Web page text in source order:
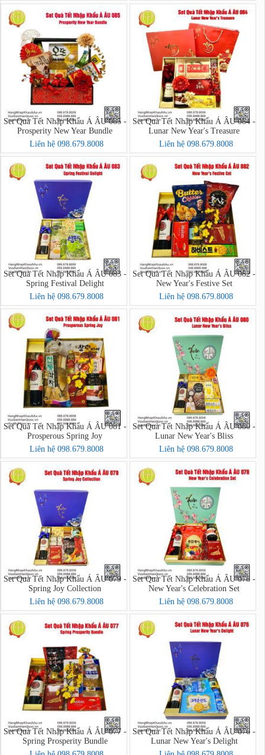
Set Quà Tết Nhập Khẩu Á ÂU 085 -
Prosperity New Year Bundle
Liên hệ 098.679.8008
Set Quà Tết Nhập Khẩu Á ÂU 084 -
Lunar New Year's Treasure
Liên hệ 098.679.8008
Set Quà Tết Nhập Khẩu Á ÂU 083 -
Spring Festival Delight
Liên hệ 098.679.8008
Set Quà Tết Nhập Khẩu Á ÂU 082 -
New Year's Festive Set
Liên hệ 098.679.8008
Set Quà Tết Nhập Khẩu Á ÂU 081 -
Prosperous Spring Joy
Liên hệ 098.679.8008
Set Quà Tết Nhập Khẩu Á ÂU 080 -
Lunar New Year's Bliss
Liên hệ 098.679.8008
Set Quà Tết Nhập Khẩu Á ÂU 079 -
Spring Joy Collection
Liên hệ 098.679.8008
Set Quà Tết Nhập Khẩu Á ÂU 078 -
New Year's Celebration Set
Liên hệ 098.679.8008
Set Quà Tết Nhập Khẩu Á ÂU 077 -
Spring Prosperity Bundle
Set Quà Tết Nhập Khẩu Á ÂU 076 -
Lunar New Year's Delight